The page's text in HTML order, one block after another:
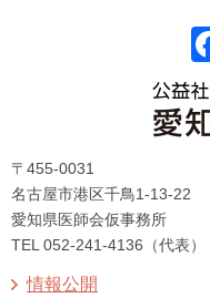
〒455-0031
名古屋市港区千鳥1-13-22
愛知県医師会仮事務所
TEL 052-241-4136（代表）
情報公開